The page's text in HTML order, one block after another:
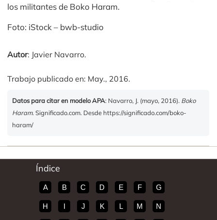
los militantes de Boko Haram.
Foto: iStock – bwb-studio
Autor: Javier Navarro.
Trabajo publicado en: May., 2016.
Datos para citar en modelo APA: Navarro, J. (mayo, 2016). Boko
Haram. Significado.com. Desde https://significado.com/boko-
haram/
Índice
A B C D E F G
H I J K L M N